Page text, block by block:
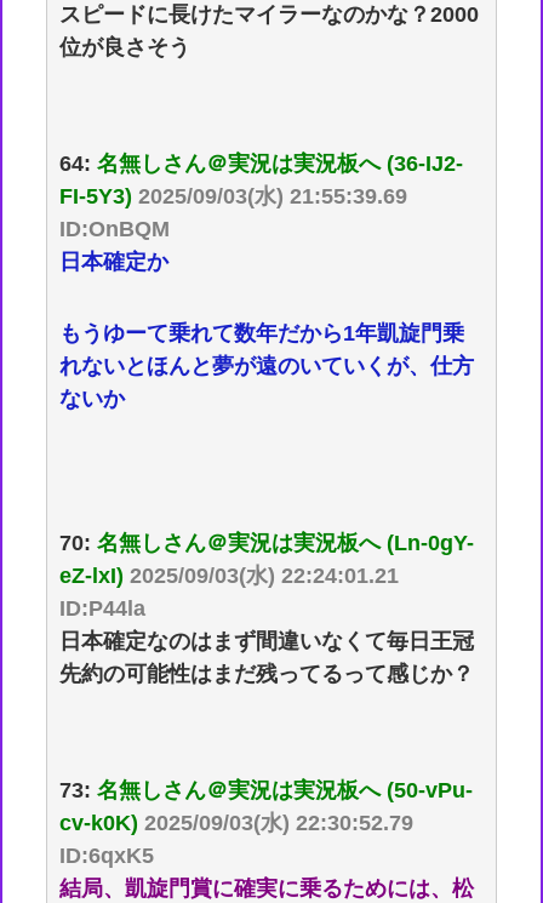
スピードに長けたマイラーなのかな？2000
位が良さそう
64:名無しさん＠実況は実況板へ (36-IJ2-
FI-5Y3) 2025/09/03(水) 21:55:39.69
ID:OnBQM
日本確定か
もうゆーて乗れて数年だから1年凱旋門乗
れないとほんと夢が遠のいていくが、仕方
ないか
70:名無しさん＠実況は実況板へ (Ln-0gY-
eZ-lxI) 2025/09/03(水) 22:24:01.21
ID:P44la
日本確定なのはまず間違いなくて毎日王冠
先約の可能性はまだ残ってるって感じか？
73:名無しさん＠実況は実況板へ (50-vPu-
cv-k0K) 2025/09/03(水) 22:30:52.79
ID:6qxK5
結局、凱旋門賞に確実に乗るためには、松